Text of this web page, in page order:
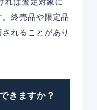
終売品や限定品
れることがあり
きますか？